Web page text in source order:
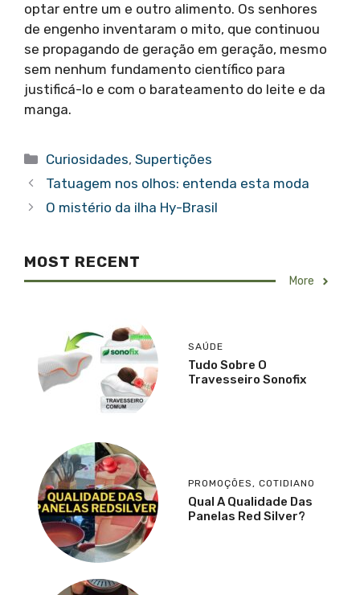
optar entre um e outro alimento. Os senhores
de engenho inventaram o mito, que continuou
se propagando de geração em geração, mesmo
sem nenhum fundamento científico para
justificá-lo e com o barateamento do leite e da
manga.
Categorias
Curiosidades,Supertições
Tatuagem nos olhos: entenda esta moda
O mistério da ilha Hy-Brasil
MOST RECENT
More
SAÚDE
Tudo Sobre O
Travesseiro Sonofix
PROMOÇÕES , COTIDIANO
Qual A Qualidade Das
Panelas Red Silver?